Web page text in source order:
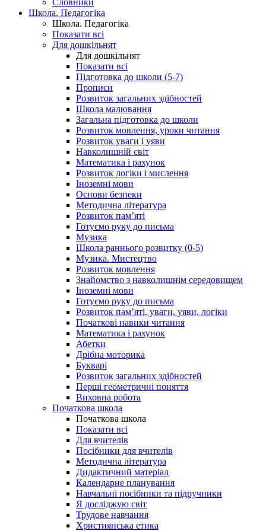
Словники
Школа. Педагогіка
Школа. Педагогіка
Показати всі
Для дошкільнят
Для дошкільнят
Показати всі
Підготовка до школи (5-7)
Прописи
Розвиток загальних здібностей
Школа малювання
Загальна підготовка до школи
Розвиток мовлення, уроки читання
Розвиток уваги і уяви
Навколишній світ
Математика і рахунок
Розвиток логіки і мислення
Іноземні мови
Основи безпеки
Методична література
Розвиток пам’яті
Готуємо руку до письма
Музика
Школа раннього розвитку (0-5)
Музика. Мистецтво
Розвиток мовлення
Знайомство з навколишнім середовищем
Іноземні мови
Готуємо руку до письма
Розвиток пам’яті, уваги, уяви, логіки
Початкові навики читання
Математика і рахунок
Абетки
Дрібна моторика
Букварі
Розвиток загальних здібностей
Перші геометричні поняття
Виховна робота
Початкова школа
Початкова школа
Показати всі
Для вчителів
Посібники для вчителів
Методична література
Дидактичний матеріал
Календарне планування
Навчальні посібники та підручники
Я досліджую світ
Трудове навчання
Християнська етика